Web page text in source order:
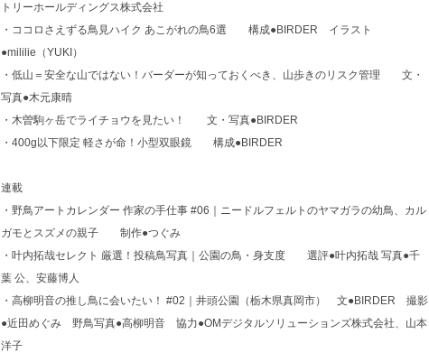
トリーホールディングス株式会社
・ココロさえずる鳥見ハイク あこがれの鳥6選 構成●BIRDER イラスト
●mililie（YUKI）
・低山＝安全な山ではない！バーダーが知っておくべき、山歩きのリスク管理 文・
写真●木元康晴
・木曽駒ヶ岳でライチョウを見たい！ 文・写真●BIRDER
・400g以下限定 軽さが命！小型双眼鏡 構成●BIRDER
連載
・野鳥アートカレンダー 作家の手仕事 #06｜ニードルフェルトのヤマガラの幼鳥、カル
ガモとスズメの親子 制作●つぐみ
・叶内拓哉セレクト 厳選！投稿鳥写真｜公園の鳥・身支度 選評●叶内拓哉 写真●千
葉 公、安藤博人
・高柳明音の推し鳥に会いたい！ #02｜井頭公園（栃木県真岡市） 文●BIRDER 撮影
●近田めぐみ 野鳥写真●高柳明音 協力●OMデジタルソリューションズ株式会社、山本
洋子